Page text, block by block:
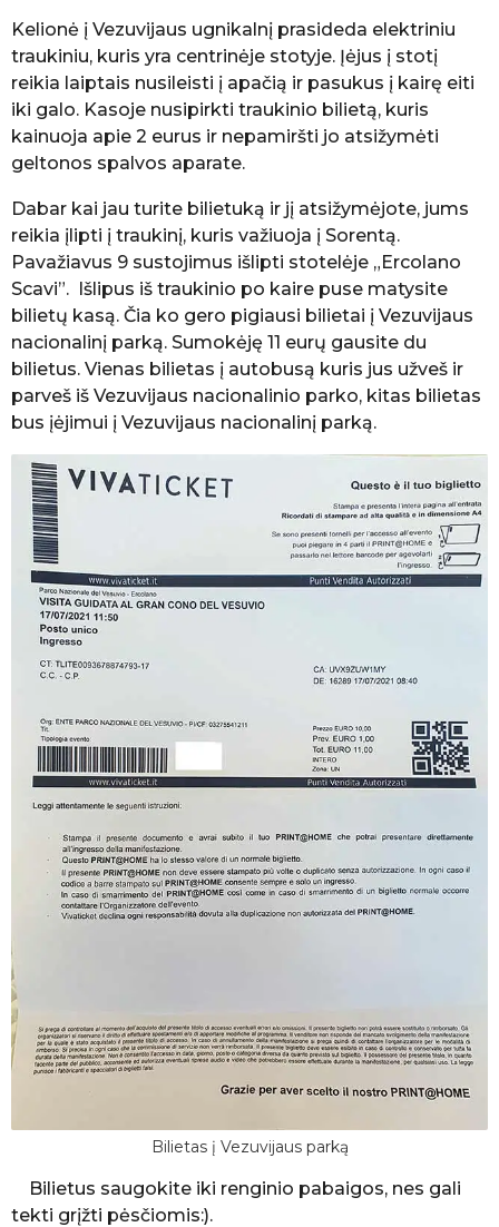
Kelionė į Vezuvijaus ugnikalnį prasideda elektriniu
traukiniu, kuris yra centrinėje stotyje. Įėjus į stotį
reikia laiptais nusileisti į apačią ir pasukus į kairę eiti
iki galo. Kasoje nusipirkti traukinio bilietą, kuris
kainuoja apie 2 eurus ir nepamiršti jo atsižymėti
geltonos spalvos aparate.
Dabar kai jau turite bilietuką ir jį atsižymėjote, jums
reikia įlipti į traukinį, kuris važiuoja į Sorentą.
Pavažiavus 9 sustojimus išlipti stotelėje „Ercolano
Scavi”. Išlipus iš traukinio po kaire puse matysite
bilietų kasą. Čia ko gero pigiausi bilietai į Vezuvijaus
nacionalinį parką. Sumokėję 11 eurų gausite du
bilietus. Vienas bilietas į autobusą kuris jus užveš ir
parveš iš Vezuvijaus nacionalinio parko, kitas bilietas
bus įėjimui į Vezuvijaus nacionalinį parką.
Bilietas į Vezuvijaus parką
Bilietus saugokite iki renginio pabaigos, nes gali
tekti grįžti pėsčiomis:).